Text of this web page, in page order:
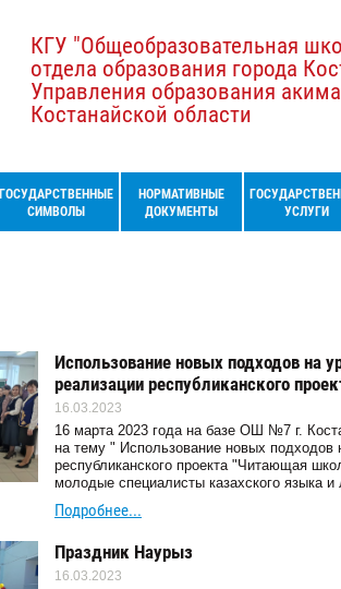
КГУ "Общеобразовательная
отдела образования города
Управления образования
Костанайской области
ГОСУДАРСТВЕННЫЕ
СИМВОЛЫ
НОРМАТИВНЫЕ
ДОКУМЕНТЫ
УСЛУГИ
Использование новых подходов на
реализации республиканского
16.03.2023
16 марта 2023 года на базе ОШ №7 г.
на тему " Использование новых подходов
республиканского проекта "Читающая
молодые специалисты казахского языка
Подробнее...
Праздник Наурыз
16.03.2023